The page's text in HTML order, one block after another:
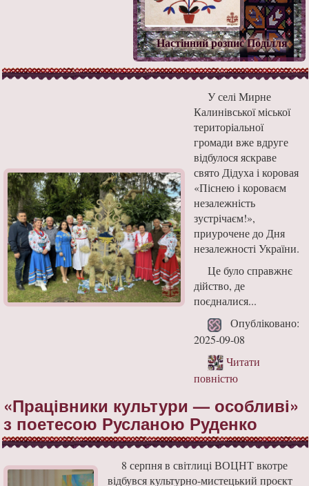
Настінний розпис Поділля
У селі Мирне
Калинівської міської
територіальної
громади вже вдруге
відбулося яскраве
свято Дідуха і коровая
«Піснею і короваєм
незалежність
зустрічаєм!»,
приурочене до Дня
незалежності України.
Це було справжнє
дійство, де
поєдналися...
Опубліковано:
2025-09-08
Читати
повністю
«Працівники культури — особливі»
з поетесою Русланою Руденко
8 серпня в світлиці ВОЦНТ вкотре
відбувся культурно-мистецький проєкт